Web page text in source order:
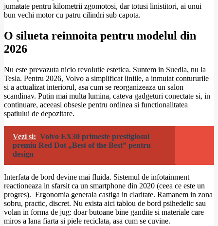
jumatate pentru kilometrii zgomotosi, dar totusi linistitori, ai unui
bun vechi motor cu patru cilindri sub capota.
O silueta reinnoita pentru modelul din
2026
Nu este prevazuta nicio revolutie estetica. Suntem in Suedia, nu la
Tesla. Pentru 2026, Volvo a simplificat liniile, a inmuiat contururile
si a actualizat interiorul, asa cum se reorganizeaza un salon
scandinav. Putin mai multa lumina, cateva gadgeturi conectate si, in
continuare, aceeasi obsesie pentru ordinea si functionalitatea
spatiului de depozitare.
Vezi si: Volvo EX30 primeste prestigiosul
premiu Red Dot „Best of the Best” pentru
design
Interfata de bord devine mai fluida. Sistemul de infotainment
reactioneaza in sfarsit ca un smartphone din 2020 (ceea ce este un
progres). Ergonomia generala castiga in claritate. Ramanem in zona
sobru, practic, discret. Nu exista aici tablou de bord psihedelic sau
volan in forma de jug: doar butoane bine gandite si materiale care
miros a lana fiarta si piele reciclata, asa cum se cuvine.